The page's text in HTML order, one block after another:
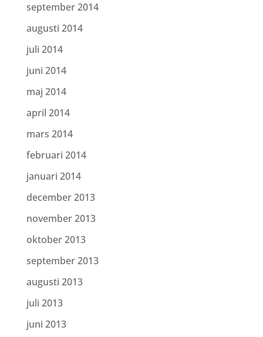
september 2014
augusti 2014
juli 2014
juni 2014
maj 2014
april 2014
mars 2014
februari 2014
januari 2014
december 2013
november 2013
oktober 2013
september 2013
augusti 2013
juli 2013
juni 2013